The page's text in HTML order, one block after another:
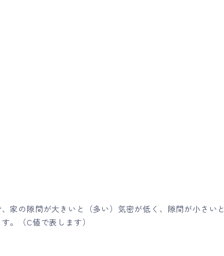
家の隙間が大きいと（多い）気密が低く、隙間が小さいと
。（C値で表します）